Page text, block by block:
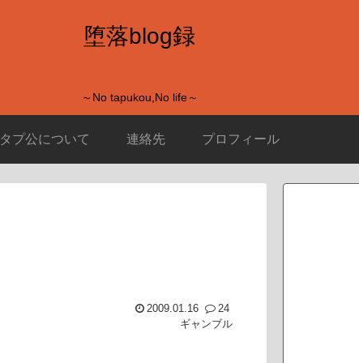
堕落blog録
～No tapukou,No life～
タプ公について 連絡先 プロフィール
2009.01.16
24
ギャンブル